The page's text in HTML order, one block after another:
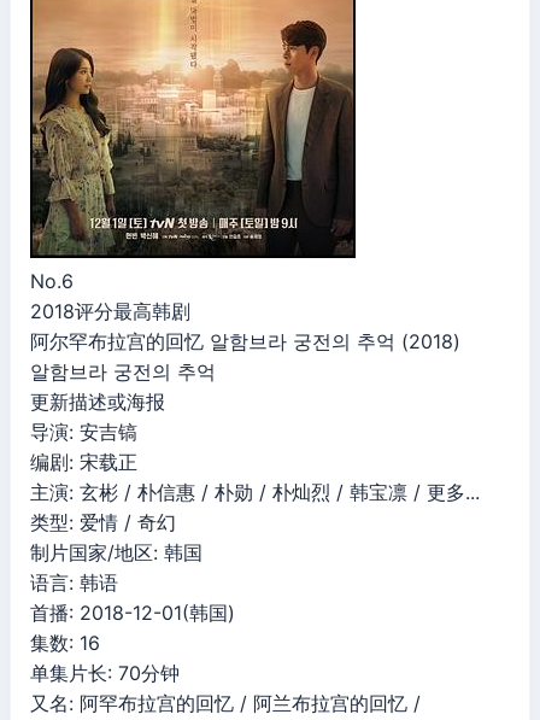
No.6
2018评分最高韩剧
阿尔罕布拉宫的回忆 알함브라 궁전의 추억 (2018)
알함브라 궁전의 추억
更新描述或海报
导演: 安吉镐
编剧: 宋载正
主演: 玄彬 / 朴信惠 / 朴勋 / 朴灿烈 / 韩宝凛 / 更多...
类型: 爱情 / 奇幻
制片国家/地区: 韩国
语言: 韩语
首播: 2018-12-01(韩国)
集数: 16
单集片长: 70分钟
又名: 阿罕布拉宫的回忆 / 阿兰布拉宫的回忆 /